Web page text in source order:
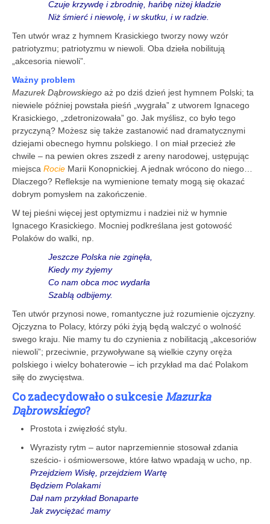
Czuje krzywdę i zbrodnię, hańbę niżej kładzie
Niż śmierć i niewolę, i w skutku, i w radzie.
Ten utwór wraz z hymnem Krasickiego tworzy nowy wzór
patriotyzmu; patriotyzmu w niewoli. Oba dzieła nobilitują
„akcesoria niewoli”.
Ważny problem
Mazurek Dąbrowskiego aż po dziś dzień jest hymnem Polski; ta
niewiele później powstała pieśń „wygrała” z utworem Ignacego
Krasickiego, „zdetronizowała” go. Jak myślisz, co było tego
przyczyną? Możesz się także zastanowić nad dramatycznymi
dziejami obecnego hymnu polskiego. I on miał przecież złe
chwile – na pewien okres zszedł z areny narodowej, ustępując
miejsca Rocie Marii Konopnickiej. A jednak wrócono do niego…
Dlaczego? Refleksje na wymienione tematy mogą się okazać
dobrym pomysłem na zakończenie.
W tej pieśni więcej jest optymizmu i nadziei niż w hymnie
Ignacego Krasickiego. Mocniej podkreślana jest gotowość
Polaków do walki, np.
Jeszcze Polska nie zginęła,
Kiedy my żyjemy
Co nam obca moc wydarła
Szablą odbijemy.
Ten utwór przynosi nowe, romantyczne już rozumienie ojczyzny.
Ojczyzna to Polacy, którzy póki żyją będą walczyć o wolność
swego kraju. Nie mamy tu do czynienia z nobilitacją „akcesoriów
niewoli”; przeciwnie, przywoływane są wielkie czyny oręża
polskiego i wielcy bohaterowie – ich przykład ma dać Polakom
siłę do zwycięstwa.
Co zadecydowało o sukcesie Mazurka
Dąbrowskiego?
Prostota i zwięzłość stylu.
Wyrazisty rytm – autor naprzemiennie stosował zdania
sześcio- i ośmiowersowe, które łatwo wpadają w ucho, np.
Przejdziem Wisłę, przejdziem Wartę
Będziem Polakami
Dał nam przykład Bonaparte
Jak zwyciężać mamy